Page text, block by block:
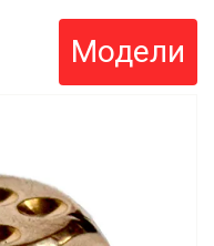
Модели